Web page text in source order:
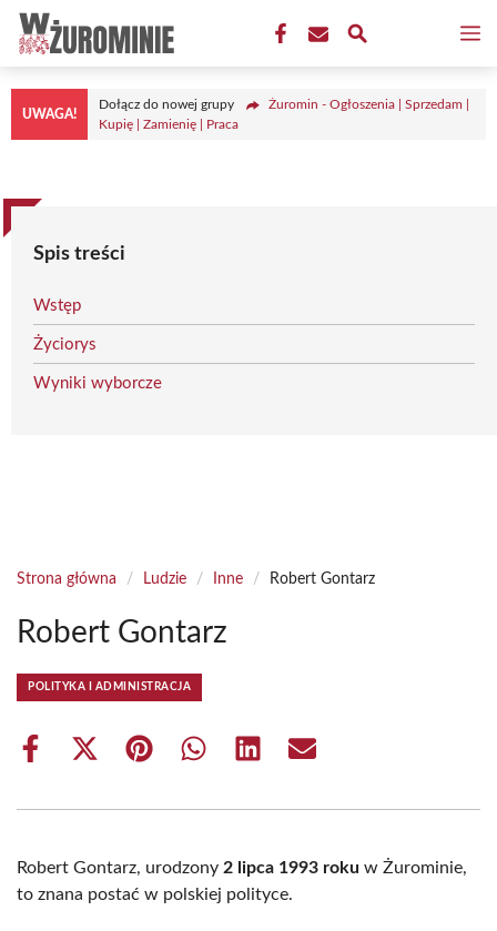
Przejdź
treści
UWAGA!
Dołącz do nowej grupy
Żuromin - Ogłoszenia | Sprzedam |
Kupię | Zamienię | Praca
Spis treści
Wstęp
Życiorys
Wyniki wyborcze
Strona główna / Ludzie / Inne / Robert Gontarz
Robert Gontarz
POLITYKA I ADMINISTRACJA
Share
Share
(Twitter)
Share Share Share Share
Robert Gontarz, urodzony 2 lipca 1993 roku w Żurominie,
to znana postać w polskiej polityce.